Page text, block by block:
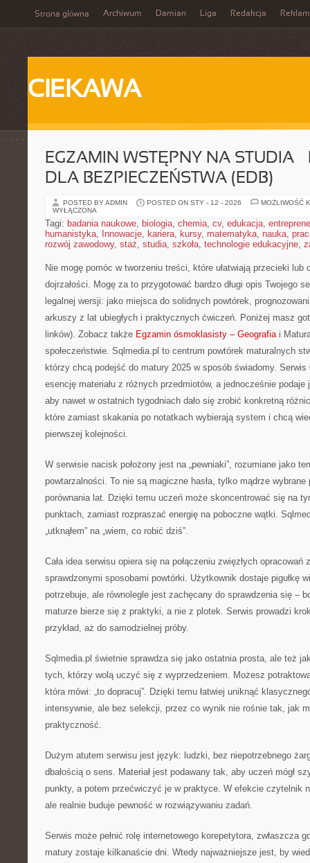
Strona główna Archiwum Damian Liga Redakcja
CIEKAWA
EGZAMIN WSTĘPNY NA STUDIA –
DLA BEZPIECZEŃSTWA (EDB)
POSTED BY ADMIN POSTED ON STY - 12 - 2026
MOŻLIWOŚĆ
WYŁĄCZONA
Tagi: badania naukowe, biologia, chemia, cv, edukacja,
humanistyka, Innowacje, kariera, kursy, matematyka, nauka,
rozwój zawodowy, staż, studia, szkoła, technologie edukacyjne,
Nie mogę pomóc w tworzeniu treści, które ułatwiają przecieki lub
dojrzałości. Mogę za to przygotować bardzo długi opis Twojego
legalnej wersji: jako miejsca do solidnych powtórek,
arkuszy z lat ubiegłych i praktycznych ćwiczeń. Poniżej masz
linków). Zobacz także Egzamin ósmoklasisty – Geografiai
społeczeństwie. Sqlmedia.pl to centrum powtórek maturalnych
którzy chcą podejść do matury 2025 w sposób świadomy. Serwis
esencję materiału z różnych przedmiotów, a jednocześnie
aby nawet w ostatnich tygodniach dało się zrobić konkretną
które zamiast skakania po notatkach wybierają system i chcą
pierwszej kolejności.
W serwisie nacisk położony jest na „pewniaki”, rozumiane jako
powtarzalności. To nie są magiczne hasła, tylko mądrze
porównania lat. Dzięki temu uczeń może skoncentrować się na
punktach, zamiast rozpraszać energię na poboczne wątki.
„utknąłem” na „wiem, co robić dziś”.
Cała idea serwisu opiera się na połączeniu zwięzłych opracowań
sprawdzonymi sposobami powtórki. Użytkownik dostaje pigułkę
potrzebuje, ale równolegle jest zachęcany do sprawdzenia się –
maturze bierze się z praktyki, a nie z plotek. Serwis prowadzi
przykład, aż do samodzielnej próby.
Sqlmedia.pl świetnie sprawdza się jako ostatnia prosta, ale też
tych, którzy wolą uczyć się z wyprzedzeniem. Możesz
która mówi: „to dopracuj”. Dzięki temu łatwiej uniknąć
intensywnie, ale bez selekcji, przez co wynik nie rośnie tak, jak
praktyczność.
Dużym atutem serwisu jest język: ludzki, bez niepotrzebnego
dbałością o sens. Materiał jest podawany tak, aby uczeń mógł
punkty, a potem przećwiczyć je w praktyce. W efekcie czytelnik
ale realnie buduje pewność w rozwiązywaniu zadań.
Serwis może pełnić rolę internetowego korepetytora, zwłaszcza
matury zostaje kilkanaście dni. Wtedy najważniejsze jest, by